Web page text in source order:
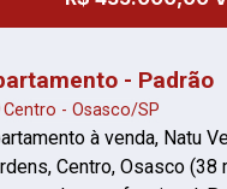
- Padrão
Centro - Osasco/SP
à venda, Natu
Centro, Osasco (38